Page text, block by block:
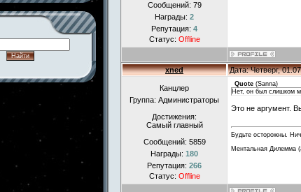
Сообщений: 79
Награды: 2
Репутация: 4
Статус: Offline
xned Дата: Четверг,
Канцлер
Группа: Администраторы
Достижения:
Самый главный
Сообщений: 5859
Награды: 180
Репутация: 266
Статус: Offline
Quote (Sanna)
Нет, он был слишком
Это не аргумент.
Будьте осторожны.
Ментальная Дилемма